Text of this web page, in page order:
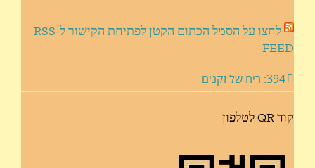
לחצו על הסמל הכתום הקטן לפתיחת הקישור ל-RSS
FEED
394: ריח של זקנים
קוד QR לטלפון